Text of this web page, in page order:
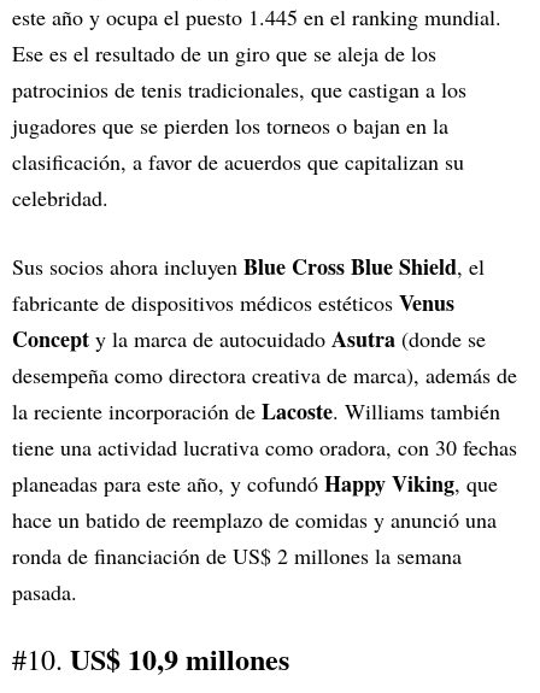
este año y ocupa el puesto 1.445 en el ranking mundial.
Ese es el resultado de un giro que se aleja de los
patrocinios de tenis tradicionales, que castigan a los
jugadores que se pierden los torneos o bajan en la
clasificación, a favor de acuerdos que capitalizan su
celebridad.
Sus socios ahora incluyen Blue Cross Blue Shield, el
fabricante de dispositivos médicos estéticos Venus
Concept y la marca de autocuidado Asutra (donde se
desempeña como directora creativa de marca), además de
la reciente incorporación de Lacoste. Williams también
tiene una actividad lucrativa como oradora, con 30 fechas
planeadas para este año, y cofundó Happy Viking, que
hace un batido de reemplazo de comidas y anunció una
ronda de financiación de US$ 2 millones la semana
pasada.
#10. US$ 10,9 millones